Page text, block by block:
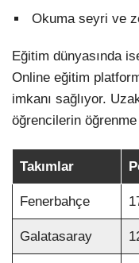
Okuma seyri ve
Eğitim dünyasında
Online eğitim
imkanı sağlıyor.
öğrencilerin
Takımlar
Fenerbahçe
Galatasaray